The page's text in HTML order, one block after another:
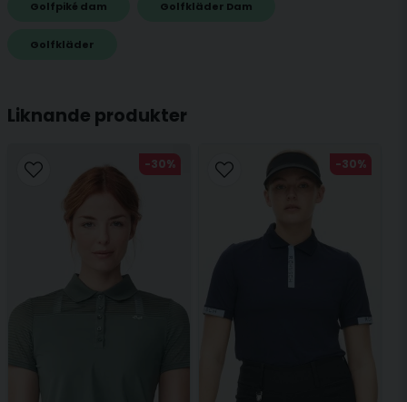
Liknande produkter
-30% -30%
name
Namn
email
Mejladress
Ja, ni får publicera min fråga
Golfpiké dam Golfkläder Dam
Golfkläder